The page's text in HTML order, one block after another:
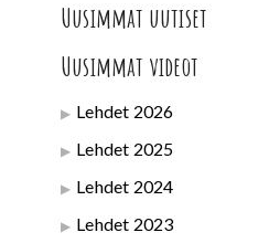
Uusimmat uutiset
Uusimmat videot
Lehdet 2026
Lehdet 2025
Lehdet 2024
Lehdet 2023